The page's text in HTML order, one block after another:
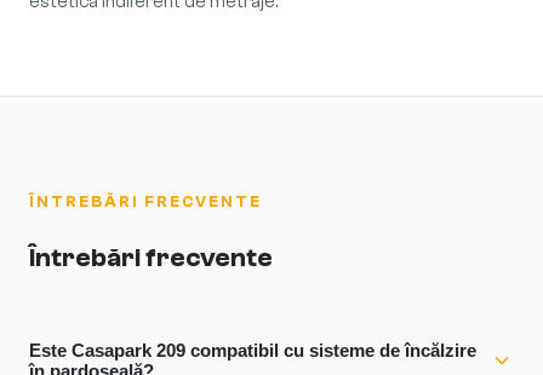
ÎNTREBĂRI FRECVENTE
Întrebări frecvente
Este Casapark 209 compatibil cu sisteme de încălzire
în pardoseală?